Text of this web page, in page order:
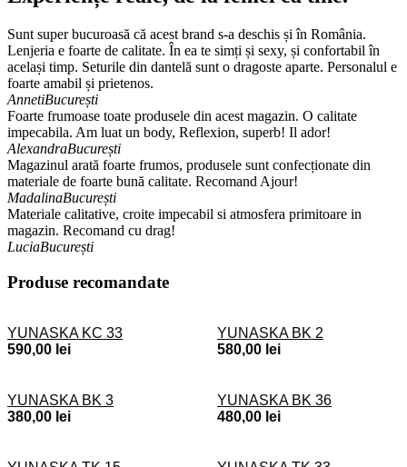
Sunt super bucuroasă că acest brand s-a deschis și în România.
Lenjeria e foarte de calitate. În ea te simți și sexy, și confortabil în
același timp. Seturile din dantelă sunt o dragoste aparte. Personalul e
foarte amabil și prietenos.
AnnetiBucurești
Foarte frumoase toate produsele din acest magazin. O calitate
impecabila. Am luat un body, Reflexion, superb! Il ador!
AlexandraBucurești
Magazinul arată foarte frumos, produsele sunt confecționate din
materiale de foarte bună calitate. Recomand Ajour!
MadalinaBucurești
Materiale calitative, croite impecabil si atmosfera primitoare in
magazin. Recomand cu drag!
LuciaBucurești
Produse recomandate
YUNASKA KC 33
590,00 lei
YUNASKA BK 2
580,00 lei
YUNASKA BK 3
380,00 lei
YUNASKA BK 36
480,00 lei